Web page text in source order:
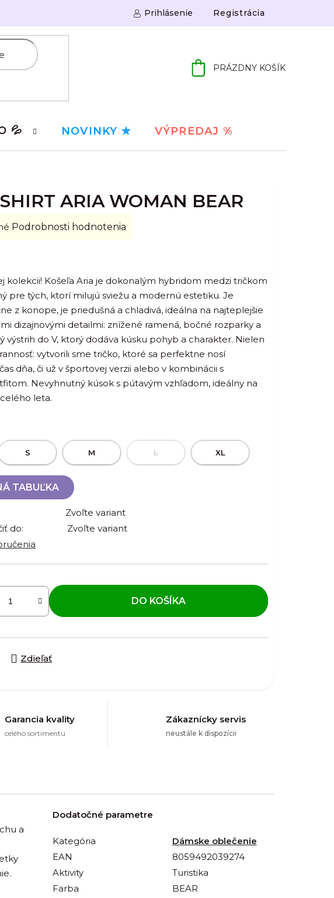
Prihlásenie Registrácia
PRÁZDNY KOŠÍK
💦 NOVINKY ✮ VÝPREDAJ %
ARIA WOMAN BEAR
Podrobnosti hodnotenia
kolekcii! Košeľa Aria je dokonalým hybridom medzi tričkom
pre tých, ktorí milujú sviežu a modernú estetiku. Je
z konope, je priedušná a chladivá, ideálna na najteplejšie
dizajnovými detailmi: znížené ramená, bočné rozparky a
výstrih do V, ktorý dodáva kúsku pohyb a charakter. Nielen
vytvorili sme tričko, ktoré sa perfektne nosí
dňa, či už v športovej verzii alebo v kombinácii s
Nevyhnutný kúsok s pútavým vzhľadom, ideálny na
leta.
S M L XL
TABUĽKA
Zvoľte variant
do:
Zvoľte variant
DO KOŠÍKA
Zdieľať
Garancia kvality
celého sortimentu
Zákaznícky servis
neustále k dispozícii
a
Dodatočné parametre
Kategória
Dámske oblečenie
EAN
8059492039274
Aktivity
Turistika
Farba
BEAR